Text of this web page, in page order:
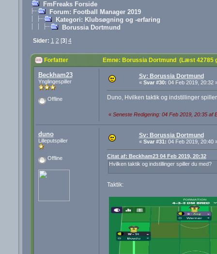
FmFreaks Forside
Forum: Football Manager 2019
Kategori: Klubsøgning og -erfaring
Borussia Dortmund
Sider: 1 2 [3] 4
Forfatter Emne: Borussia Dortmund (Læst 42785
Beckham23
Ynglingespiller
Offline
Sv: Borussia Dortmund
« Svar #30: 04 Feb 2019, 20:32
Duno, Hvilken taktik og indstillinger
« Seneste Redigering: 04 Feb 2019, 20:35 af
duno
Lilleputspiller
Offline
Sv: Borussia Dortmund
« Svar #31: 04 Feb 2019, 20:40
Citat af: Beckham23 04 Feb 2019, 20:32
Hvilken taktik og indstillinger spiller du med?
Taktik: